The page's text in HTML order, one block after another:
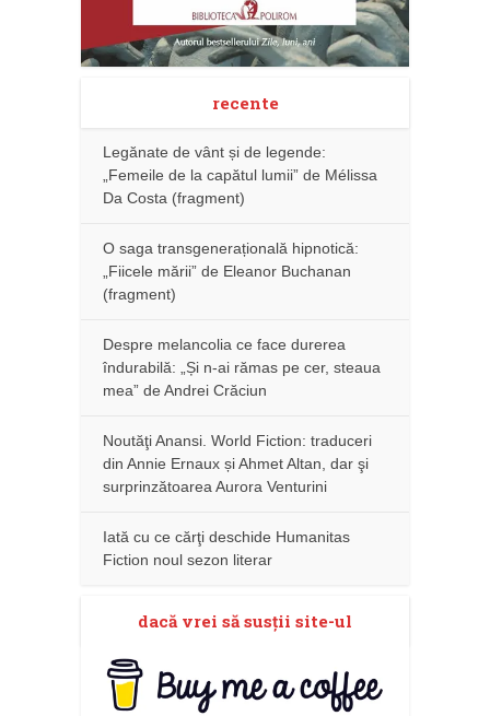
recente
Legănate de vânt și de legende:
„Femeile de la capătul lumii” de Mélissa
Da Costa (fragment)
O saga transgenerațională hipnotică:
„Fiicele mării” de Eleanor Buchanan
(fragment)
Despre melancolia ce face durerea
îndurabilă: „Și n-ai rămas pe cer, steaua
mea” de Andrei Crăciun
Noutăţi Anansi. World Fiction: traduceri
din Annie Ernaux și Ahmet Altan, dar şi
surprinzătoarea Aurora Venturini
Iată cu ce cărţi deschide Humanitas
Fiction noul sezon literar
dacă vrei să susţii site-ul